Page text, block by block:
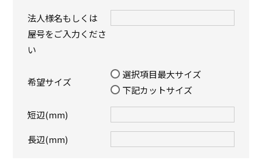
法人様名もしくは
屋号をご入力くださ
い
希望サイズ
選択項目最大サイズ
下記カットサイズ
短辺(mm)
長辺(mm)